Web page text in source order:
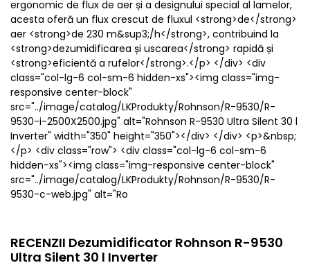
ergonomic de flux de aer și a designului special al lamelor,
acesta oferă un flux crescut de fluxul <strong>de</strong>
aer <strong>de 230 m&sup3;/h</strong>, contribuind la
<strong>dezumidificarea și uscarea</strong> rapidă și
<strong>eficientă a rufelor</strong>.</p> </div> <div
class="col-lg-6 col-sm-6 hidden-xs"><img class="img-
responsive center-block"
src="../image/catalog/LKProdukty/Rohnson/R-9530/R-
9530-i-2500X2500.jpg" alt="Rohnson R-9530 Ultra Silent 30 l
Inverter" width="350" height="350"></div> </div> <p>&nbsp;
</p> <div class="row"> <div class="col-lg-6 col-sm-6
hidden-xs"><img class="img-responsive center-block"
src="../image/catalog/LKProdukty/Rohnson/R-9530/R-
9530-c-web.jpg" alt="Ro
RECENZII Dezumidificator Rohnson R-9530
Ultra Silent 30 l Inverter